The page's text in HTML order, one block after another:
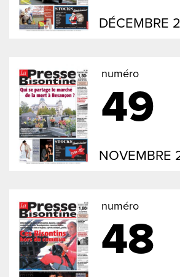
DÉCEMBRE
NOVEMBRE
numéro
49
numéro
48